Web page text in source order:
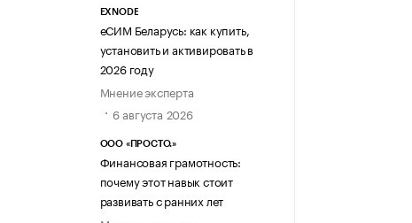
EXNODE
еСИМ Беларусь: как купить,
установить и активировать в
2026 году
Мнение эксперта
6 августа 2026
ООО «ПРОСТО.»
Финансовая грамотность:
почему этот навык стоит
развивать с ранних лет